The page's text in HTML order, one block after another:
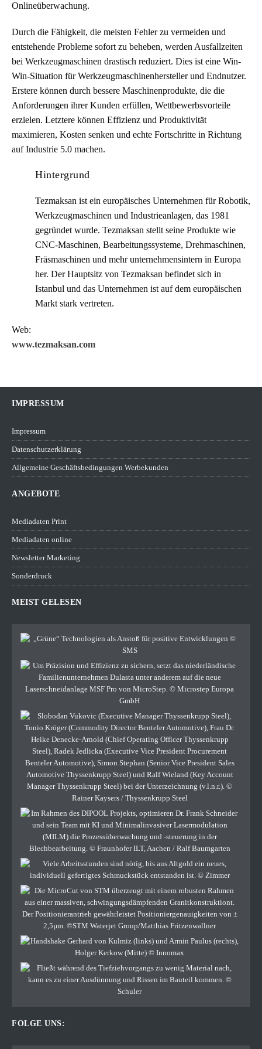
Onlineüberwachung.
Durch die Fähigkeit, die meisten Fehler zu vermeiden und
entstehende Probleme sofort zu beheben, werden Ausfallzeiten
bei Werkzeugmaschinen drastisch reduziert. Dies ist eine Win-
Win-Situation für Werkzeugmaschinenhersteller und Endnutzer.
Erstere können durch bessere Maschinenprodukte, die die
Anforderungen ihrer Kunden erfüllen, Wettbewerbsvorteile
erzielen. Letztere können Effizienz und Produktivität
maximieren, Kosten senken und echte Fortschritte in Richtung
auf Industrie 5.0 machen.
Hintergrund
Tezmaksan ist ein europäisches Unternehmen für Robotik,
Werkzeugmaschinen und Industrieanlagen, das 1981
gegründet wurde. Tezmaksan stellt seine Produkte wie
CNC-Maschinen, Bearbeitungssysteme, Drehmaschinen,
Fräsmaschinen und mehr unternehmensintern in Europa
her. Der Hauptsitz von Tezmaksan befindet sich in
Istanbul und das Unternehmen ist auf dem europäischen
Markt stark vertreten.
Web:
www.tezmaksan.com
IMPRESSUM
Impressum
Datenschutzerklärung
Allgemeine Geschäftsbedingungen Werbekunden
ANGEBOTE
Mediadaten Print
Mediadaten online
Newsletter Marketing
Sonderdruck
MEIST GELESEN
FOLGE UNS: